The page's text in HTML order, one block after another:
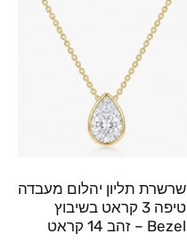
שרשרת תליון יהלום מעבדה
טיפה 3 קראט בשיבוץ
Bezel – זהב 14 קראט